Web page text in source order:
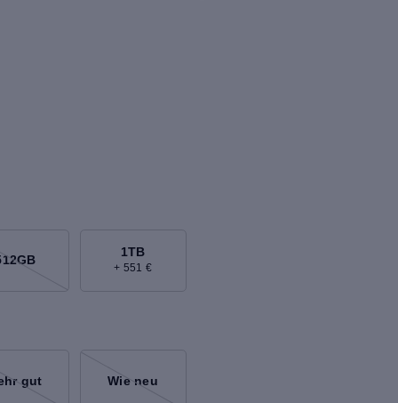
1TB
+ 551 €
gut Wie neu